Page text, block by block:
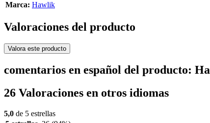
Marca: Hawlik
Valoraciones del producto
Valora este producto
comentarios en español del producto:
26 Valoraciones en otros idiomas
5,0 de 5 estrellas